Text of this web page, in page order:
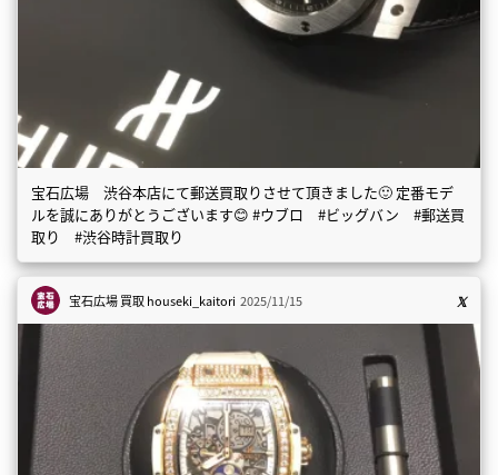
宝石広場 渋谷本店にて郵送買取りさせて頂きました🙂 定番モデ
ルを誠にありがとうございます😊 #ウブロ #ビッグバン #郵送買
取り #渋谷時計買取り
宝石広場 買取houseki_kaitori 2025/11/15